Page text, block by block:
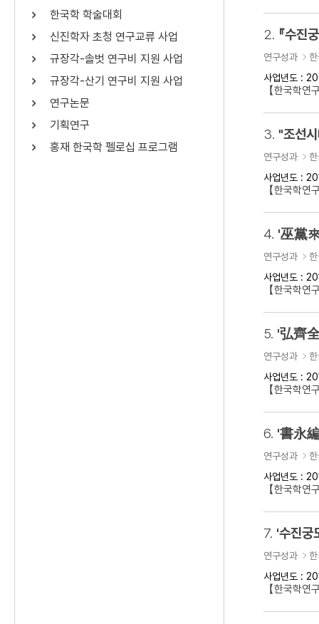
AND
OR 정조 OR 정약용 “정조” 또는 “
료를 검색
한국학 학술대회
신진학자 초청 연구교류 사업
규장각-솔벗 연구비 지원 사업
규장각-산기 연구비 지원 사업
연구논문
기획연구
홍재 한국학 펠로십 프로그램
2. 『수진
연구성과
사업년도 :
【한국학
3.
연구성과
사업년도 :
【한국학
4. '巫黨
연구성과
사업년도 :
【한국학
5. '弘齊
연구성과
사업년도 :
【한국학
6. '書永
연구성과
사업년도 :
【한국학
7. '수진
연구성과
사업년도 :
【한국학